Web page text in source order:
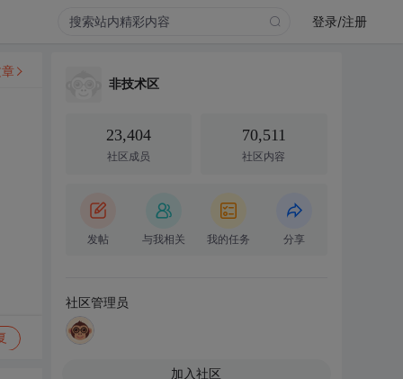
登录/注册
非技术区
23,404
社区成员
70,511
社区内容
发帖 与我相关 我的任务 分享
社区管理员
加入社区